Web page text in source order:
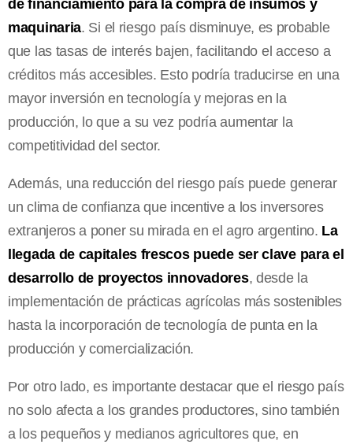
de financiamiento para la compra de insumos y
maquinaria. Si el riesgo país disminuye, es probable
que las tasas de interés bajen, facilitando el acceso a
créditos más accesibles. Esto podría traducirse en una
mayor inversión en tecnología y mejoras en la
producción, lo que a su vez podría aumentar la
competitividad del sector.
Además, una reducción del riesgo país puede generar
un clima de confianza que incentive a los inversores
extranjeros a poner su mirada en el agro argentino. La
llegada de capitales frescos puede ser clave para el
desarrollo de proyectos innovadores, desde la
implementación de prácticas agrícolas más sostenibles
hasta la incorporación de tecnología de punta en la
producción y comercialización.
Por otro lado, es importante destacar que el riesgo país
no solo afecta a los grandes productores, sino también
a los pequeños y medianos agricultores que, en